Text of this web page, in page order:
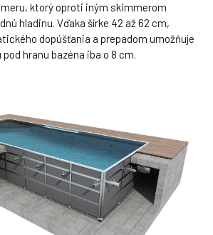
ktorý oproti iným skimmerom
hladinu. Vďaka šírke 42 až 62 cm,
dopúšťania a prepadom umožňuje
hranu bazéna iba o 8 cm.